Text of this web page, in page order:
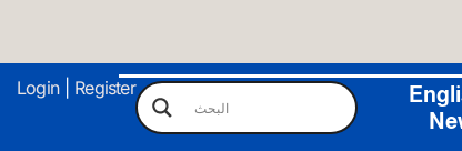
Login Register